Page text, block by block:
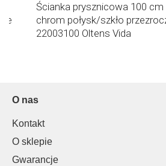
Ścianka prysznicowa 100 cm
chrom połysk/szkło
22003100 Oltens Vida
O nas
Kontakt
O sklepie
Gwarancje